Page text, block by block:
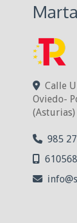
Calle
Oviedo-
(Asturias)
985
info